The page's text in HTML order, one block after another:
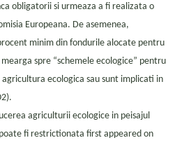
obligatorii si urmeaza a fi realizata o
Europeana. De asemenea,
minim din fondurile alocate pentru
mearga spre “schemele ecologice” pentru
ecologica sau sunt implicati in
agriculturii ecologice in peisajul
fi restrictionata first appeared on